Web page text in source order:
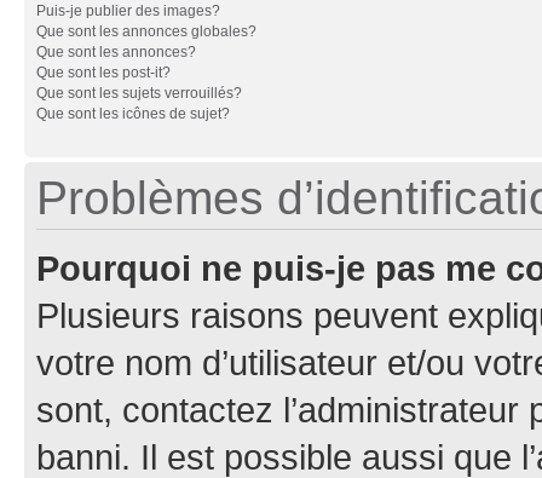
Puis-je publier des images?
Que sont les annonces globales?
Que sont les annonces?
Que sont les post-it?
Que sont les sujets verrouillés?
Que sont les icônes de sujet?
Problèmes
Pourquoi ne puis-je pas me
Plusieurs raisons peuvent
votre nom d’utilisateur et/ou
sont, contactez l’administrateur
banni. Il est possible aussi que